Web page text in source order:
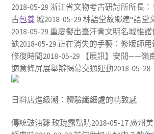
2018-05-29 浙江省文物考古研討所所長
古包養城2018-05-29 林語堂故鄉建“語堂
2018-05-29 重慶擬出臺汗青文明名城維
缺2018-05-29 正在消失的手藝：修版師
修復時間2018-05-29 【展訊】安閒——嶺
適意條屏展舉辦揭幕交通運動2018-05-28
日料店進級潮：體驗纖細處的精致感
傳統豉油雞 玫瑰露點睛2018-05-17 廣州